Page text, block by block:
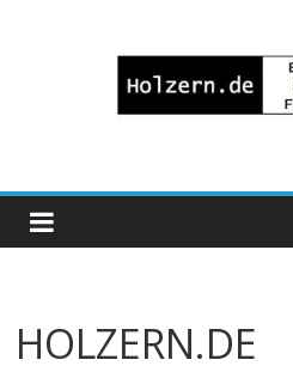
Bayrische
Holzwaren
Fabrikation
HOLZERN.DE